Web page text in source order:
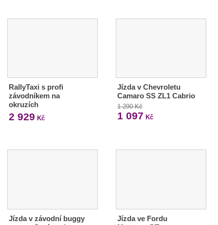
RallyTaxi s profi
závodníkem na
okruzích
2 929 Kč
Jízda v Chevroletu
Camaro SS ZL1 Cabrio
1 290 Kč
1 097 Kč
Jízda v závodní buggy
Jízda ve Fordu